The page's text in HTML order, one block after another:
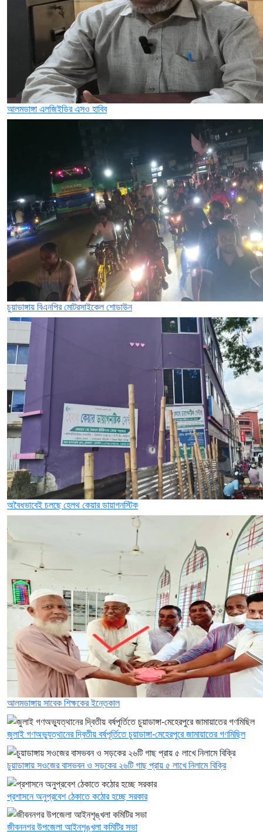
আলমডাঙ্গা এলজিইডির এসও হাবিব
চুয়াডাঙ্গায় বিএনপির মোটরসাইকেল শোডাউন
অবৈধভাবেই চলছে হেলথ কেয়ার ডায়াগনস্টিক
আলমডাঙ্গায় সাবেক শিক্ষকের ইন্তেকাল
জুলাই গণঅভ্যুত্থানের দ্বিতীয় বর্ষপূর্তিতে চুয়াডাঙ্গা-মেহেরপুরে জামায়াতের গণমিছিল
চুয়াডাঙ্গায় সওজের বাসভবন ও সড়কের ২৬টি গাছ প্রায় ৫ লাখে নিলামে বিক্রি
প্রশাসনে অনুপ্রবেশ ঠেকাতে কঠোর হচ্ছে সরকার
জীবননগর উপজেলা আইনশৃঙ্খলা কমিটির সভা